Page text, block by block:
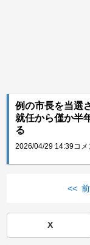
例の市長を当選
就任から僅か半
る
2026/04/29 14:39コ
<<
X